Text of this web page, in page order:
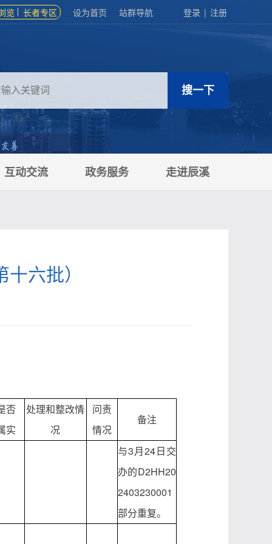
览 长者专区 设为首页 站群导航 登录 | 注册
互动交流 政务服务 走进辰溪
六批）
否
实
处理和整改情
况
问责
情况
备注
与3月24日交
办的D2HH20
2403230001
部分重复。